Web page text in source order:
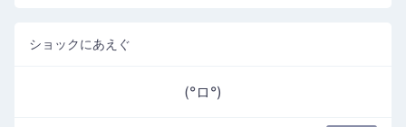
ショックにあえぐ
(°ロ°)